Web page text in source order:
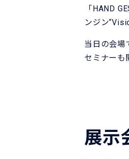
「HAND
ンジン
当日の会場
セミナーも
展示